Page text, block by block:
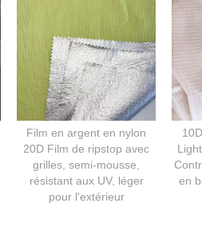
Film en argent en nylon
20D Film de ripstop avec
grilles, semi-mousse,
résistant aux UV, léger
pour l'extérieur
en